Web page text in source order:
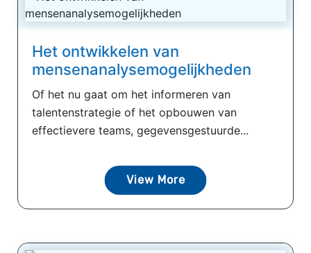
Het ontwikkelen van
mensenanalysemogelijkheden
Of het nu gaat om het informeren van
talentenstrategie of het opbouwen van
effectievere teams, gegevensgestuurde...
View More